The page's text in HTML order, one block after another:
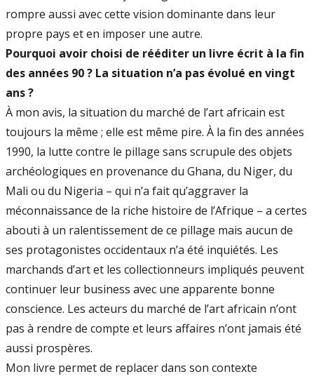
rompre aussi avec cette vision dominante dans leur
propre pays et en imposer une autre.
Pourquoi avoir choisi de rééditer un livre écrit à la fin
des années 90 ? La situation n’a pas évolué en vingt
ans ?
À mon avis, la situation du marché de l’art africain est
toujours la même ; elle est même pire. À la fin des années
1990, la lutte contre le pillage sans scrupule des objets
archéologiques en provenance du Ghana, du Niger, du
Mali ou du Nigeria – qui n’a fait qu’aggraver la
méconnaissance de la riche histoire de l’Afrique – a certes
abouti à un ralentissement de ce pillage mais aucun de
ses protagonistes occidentaux n’a été inquiétés. Les
marchands d’art et les collectionneurs impliqués peuvent
continuer leur business avec une apparente bonne
conscience. Les acteurs du marché de l’art africain n’ont
pas à rendre de compte et leurs affaires n’ont jamais été
aussi prospères.
Mon livre permet de replacer dans son contexte